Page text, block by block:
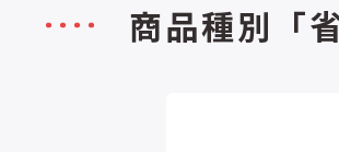
商品種別「